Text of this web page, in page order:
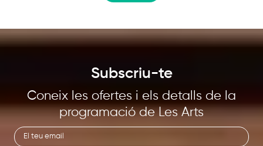
Subscriu-te
Coneix les ofertes i els detalls de la
programació de Les Arts